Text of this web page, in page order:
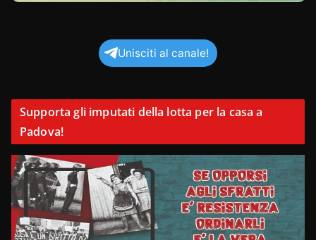
Unisciti al canale!
Supporta gli imputati della lotta per la casa a
Padova!